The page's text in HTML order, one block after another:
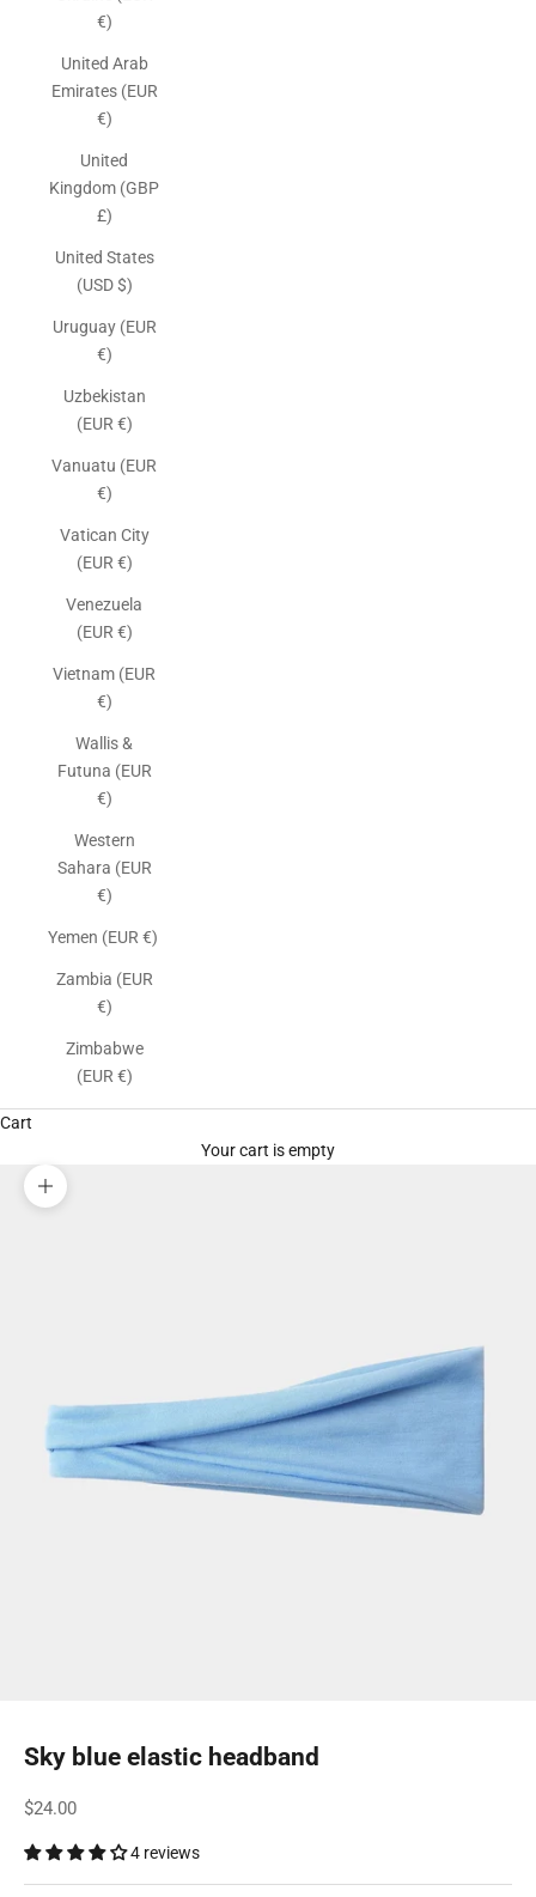
€)
United Arab
Emirates (EUR
€)
United
Kingdom (GBP
£)
United States
(USD $)
Uruguay (EUR
€)
Uzbekistan
(EUR €)
Vanuatu (EUR
€)
Vatican City
(EUR €)
Venezuela
(EUR €)
Vietnam (EUR
€)
Wallis &
Futuna (EUR
€)
Western
Sahara (EUR
€)
Yemen (EUR €)
Zambia (EUR
€)
Zimbabwe
(EUR €)
Cart
Your cart is empty
Zoom picture
Sky blue elastic headband
Sale price
$24.00
4 reviews